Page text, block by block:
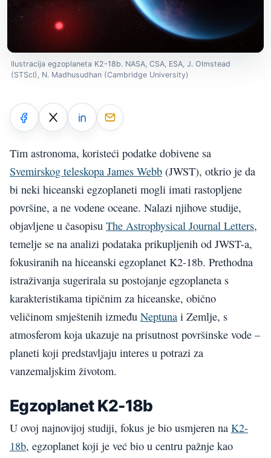
Ilustracija egzoplaneta K2-18b. NASA, CSA, ESA, J. Olmstead
(STScI), N. Madhusudhan (Cambridge University)
Tim astronoma, koristeći podatke dobivene sa
Svemirskog teleskopa James Webb (JWST), otkrio je da
bi neki hiceanski egzoplaneti mogli imati rastopljene
površine, a ne vodene oceane. Nalazi njihove studije,
objavljene u časopisu The Astrophysical Journal Letters,
temelje se na analizi podataka prikupljenih od JWST-a,
fokusiranih na hiceanski egzoplanet K2-18b. Prethodna
istraživanja sugerirala su postojanje egzoplaneta s
karakteristikama tipičnim za hiceanske, obično
veličinom smještenih između Neptuna i Zemlje, s
atmosferom koja ukazuje na prisutnost površinske vode –
planeti koji predstavljaju interes u potrazi za
vanzemaljskim životom.
Egzoplanet K2-18b
U ovoj najnovijoj studiji, fokus je bio usmjeren na K2-
18b, egzoplanet koji je već bio u centru pažnje kao